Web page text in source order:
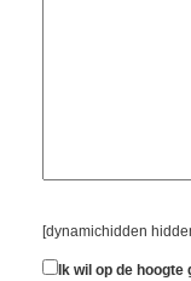
[dynamichidden
Ik wil op de hoogte